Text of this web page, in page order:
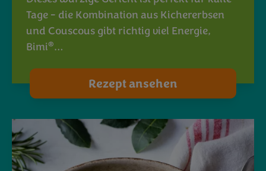
Tage - die Kombination aus Kichererbsen
und Couscous gibt richtig viel Energie,
Bimi®…
Rezept ansehen